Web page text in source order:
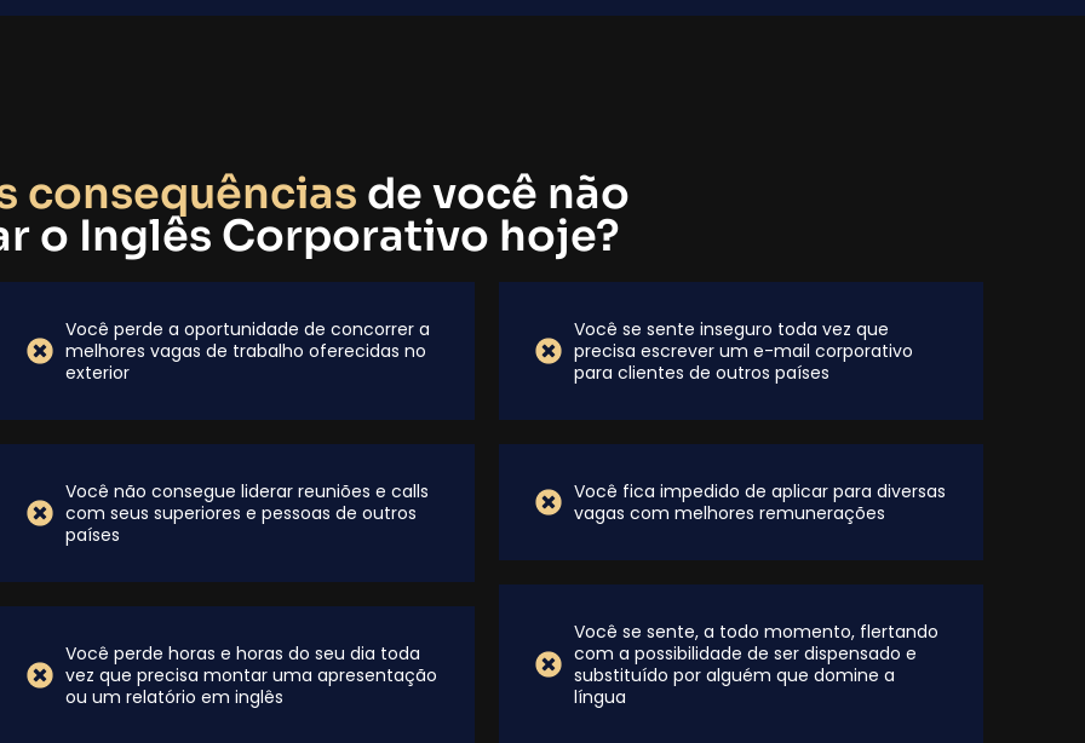
consequências de você não
o Inglês Corporativo hoje?
Você perde a oportunidade de concorrer a
melhores vagas de trabalho oferecidas no
exterior
Você não consegue liderar reuniões e calls
com seus superiores e pessoas de outros
países
Você perde horas e horas do seu dia toda
vez que precisa montar uma apresentação
ou um relatório em inglês
Você se sente inseguro toda vez que
precisa escrever um e-mail corporativo
para clientes de outros países
Você fica impedido de aplicar para diversas
vagas com melhores remunerações
Você se sente, a todo momento, flertando
com a possibilidade de ser dispensado e
substituído por alguém que domine a
língua